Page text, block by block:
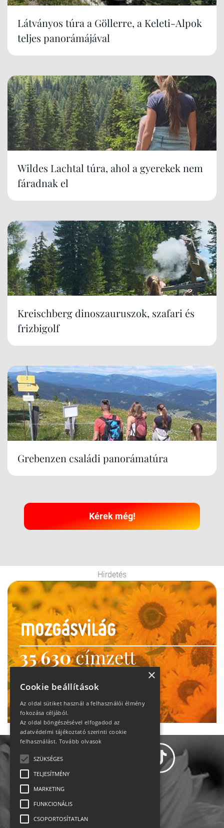
Látványos túra a Göllerre, a Keleti-Alpok
teljes panorámájával
Wildes Lachtal túra, ahol a gyerekek nem
fáradnak el
Kreischberg dinoszauruszok, szafari és
frizbigolf
Grebenzen családi panorámatúra
Kérek még!
Hirdetés
35 630címzett
heti motiváció
Ne maradj le!
Állásajánlatok
×
Cookie beállítások
Az oldal sütiket használ a felhasználói élmény
fokozása céljából.
Az oldal böngészésével elfogadod az
adatvédelmi tájékoztató szerinti cookie
felhasználást. Tovább olvasok
SZÜKSÉGES
TELJESÍTMÉNY
MARKETING
FUNKCIONÁLIS
CSOPORTOSÍTATLAN